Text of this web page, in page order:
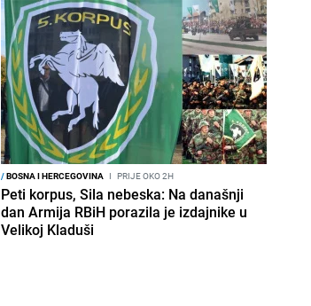
/BOSNA I HERCEGOVINA I PRIJE OKO 2H
Peti korpus, Sila nebeska: Na današnji
dan Armija RBiH porazila je izdajnike u
Velikoj Kladuši